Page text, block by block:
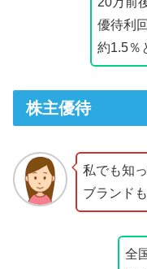
優待利
約1.5％
株主優待
私でも知
ブランド
全